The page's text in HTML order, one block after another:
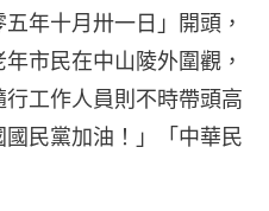
年十月卅一日」開頭，
市民在中山陵外圍觀，
工作人員則不時帶頭高
民黨加油！」「中華民